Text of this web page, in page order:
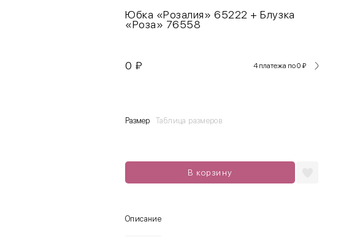
Юбка «Розалия» 65222 + Блузка
«Роза» 76558
0 ₽ 4 платежа по 0 ₽
Размер Таблица размеров
В корзину
Описание